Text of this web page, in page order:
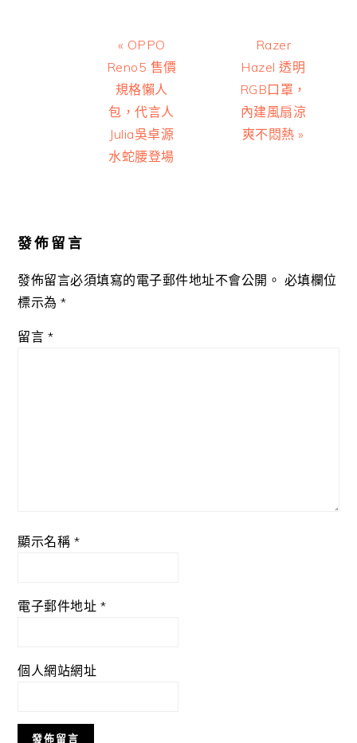
Previous
Post:
« OPPO
Reno5 售價
規格懶人
包，代言人
Julia吳卓源
水蛇腰登場
Next
Post:
Razer
Hazel 透明
RGB口罩，
內建風扇涼
爽不悶熱 »
發佈留言
發佈留言必須填寫的電子郵件地址不會公開。 必填欄位
標示為*
留言 *
顯示名稱 *
電子郵件地址 *
個人網站網址